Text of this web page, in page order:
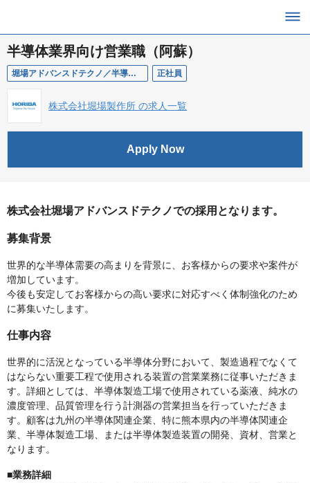
半導体業界向け営業職（阿蘇）
堀場アドバンスドテクノ／半導体業界向け営業職（阿蘇） 正社員
株式会社堀場製作所 の求人一覧
Apply Now
株式会社堀場アドバンスドテクノでの採用となります。
募集背景
世界的な半導体需要の高まりを背景に、お客様からの要求や案件が
増加しています。
今後も安定してお客様からの高い要求に対応すべく体制強化のため
に募集いたします。
仕事内容
世界的に活況となっている半導体分野において、製造過程でなくて
はならない重要工程で使用される装置の営業業務に従事いただきま
す。詳細としては、半導体製造工場で使用されている薬液、純水の
濃度管理、品質管理を行う計測器の営業担当を行っていただきま
す。顧客は九州の半導体関連企業、特に熊本県内の半導体関連企
業、半導体製造工場、または半導体製造装置の開発、資材、営業と
なります。
■業務詳細